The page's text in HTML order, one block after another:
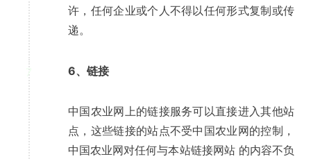
许，任何企业或个人不得以任何形式复制或传
递。
7 6、链接
中国农业网上的链接服务可以直接进入其他站
点，这些链接的站点不受中国农业网的控制，
中国农业网对任何与本站链接网站 的内容不负